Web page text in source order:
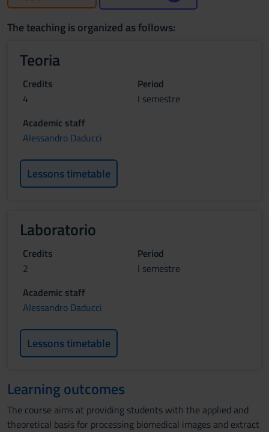
The teaching is organized as follows:
Teoria
Credits
4
Period
I semestre
Academic staff
Alessandro Daducci
Lessons timetable
Laboratorio
Credits
2
Period
I semestre
Academic staff
Alessandro Daducci
Lessons timetable
Learning outcomes
The course aims at providing students with the applied and
theoretical basis for processing biomedical images and extract